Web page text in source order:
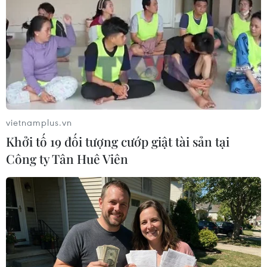
Theo dõi VietnamPlus
TIN LIÊN QUAN
vietnamplus.vn
Khởi tố 19 đối tượng cướp giật tài sản tại
Công ty Tân Huê Viên